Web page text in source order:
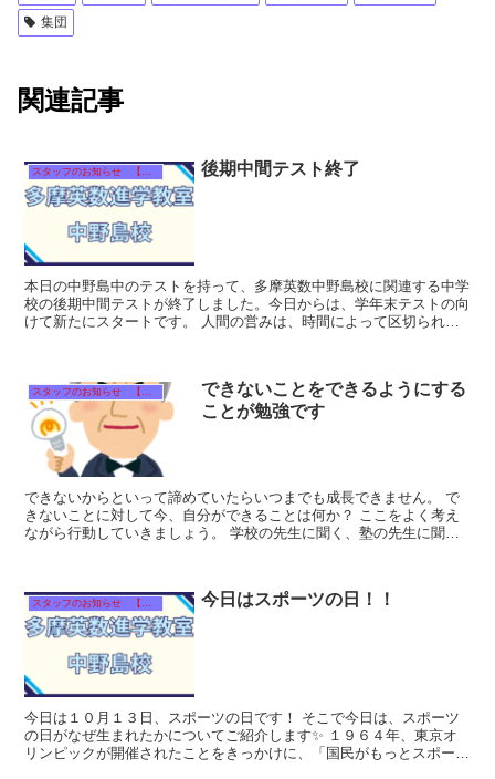
集団
関連記事
スタッフのお知らせ 【それぞれのタイトルをクリック！】 後期中間テスト終了
本日の中野島中のテストを持って、多摩英数中野島校に関連する中学
校の後期中間テストが終了しました。今日からは、学年末テストの向
けて新たにスタートです。 人間の営みは、時間によって区切られて
スタッフのお知らせ 【それぞれのタイトルをクリック！】
できないことをできるようにする
ことが勉強です
できないからといって諦めていたらいつまでも成長できません。 で
きないことに対して今、自分ができることは何か？ ここをよく考え
ながら行動していきましょう。 学校の先生に聞く、塾の先生に聞
今日はスポーツの日！！
今日は１０月１３日、スポーツの日です！ そこで今日は、スポーツ
の日がなぜ生まれたかについてご紹介します✨ １９６４年、東京オ
リンピックが開催されたことをきっかけに、「国民がもっとスポーツ